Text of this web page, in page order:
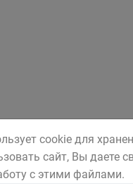
cookie для
сайт, Вы даете
с этими файлами.